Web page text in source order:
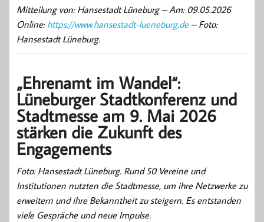
Mitteilung von: Hansestadt Lüneburg –Am: 09.05.2026
Online: https://www.hansestadt-lueneburg.de– Foto:
Hansestadt Lüneburg.
„Ehrenamt im Wandel“:
Lüneburger Stadtkonferenz und
Stadtmesse am 9. Mai 2026
stärken die Zukunft des
Engagements
Foto: Hansestadt Lüneburg. Rund 50 Vereine und
Institutionen nutzten die Stadtmesse, um ihre Netzwerke zu
erweitern und ihre Bekanntheit zu steigern. Es entstanden
viele Gespräche und neue Impulse.